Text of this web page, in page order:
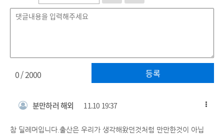
등록
0/ 2000
분만하러 해외 11.10 19:37
참 딜레머입니다.출산은 우리가 생각해왔던것처럼 만만한것이 아닙